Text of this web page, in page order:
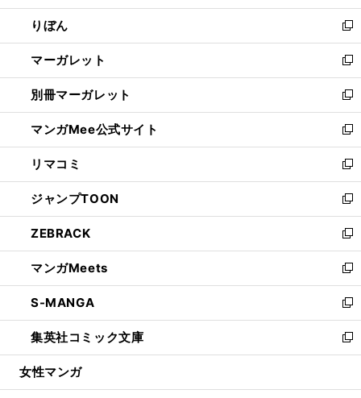
開
く
ウ
で
開
く
ン
ド
ウ
で
開
く
ウ
ィ
ン
ド
ウ
で
開
く
りぼん
新
し
い
ウ
ィ
ン
ド
ウ
で
開
く
マーガレット
新
し
い
ウ
ィ
ン
ド
ウ
で
開
く
別冊マーガレット
新
し
い
ウ
ィ
ン
ド
ウ
で
開
く
マンガMee公式サイト
新
し
い
ウ
ィ
ン
ド
ウ
で
開
く
リマコミ
新
し
い
ウ
ィ
ン
ド
ウ
で
開
く
ジャンプTOON
新
し
い
ウ
ィ
ン
ド
ウ
で
開
ZEBRACK
新
し
い
ウ
ィ
ン
ド
ウ
開
マンガMeets
新
し
い
ウ
ィ
ン
ウ
S-MANGA
新
し
い
ウ
ン
集英社コミック文庫
新
し
ウ
女性マンガ